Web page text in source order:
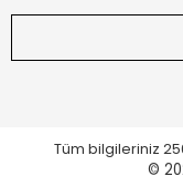
Tüm bilgileriniz
©